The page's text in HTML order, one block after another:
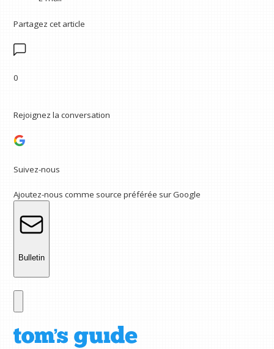
Partagez cet article
0
Rejoignez la conversation
Suivez-nous
Ajoutez-nous comme source préférée sur Google
Bulletin